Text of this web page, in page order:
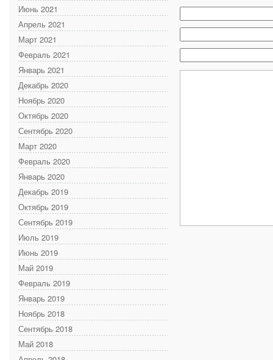
Июнь 2021
Апрель 2021
Март 2021
Февраль 2021
Январь 2021
Декабрь 2020
Ноябрь 2020
Октябрь 2020
Сентябрь 2020
Март 2020
Февраль 2020
Январь 2020
Декабрь 2019
Октябрь 2019
Сентябрь 2019
Июль 2019
Июнь 2019
Май 2019
Февраль 2019
Январь 2019
Ноябрь 2018
Сентябрь 2018
Май 2018